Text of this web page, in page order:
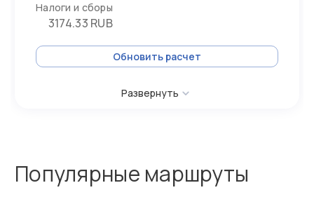
Налоги и сборы
3174.33 RUB
Обновить расчет
Развернуть
Популярные маршруты